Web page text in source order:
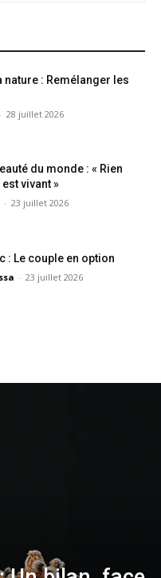
nature : Remélanger les
- 28 juillet 2026
du monde : « Rien
est vivant »
- 23 juillet 2026
: Le couple en option
- 23 juillet 2026